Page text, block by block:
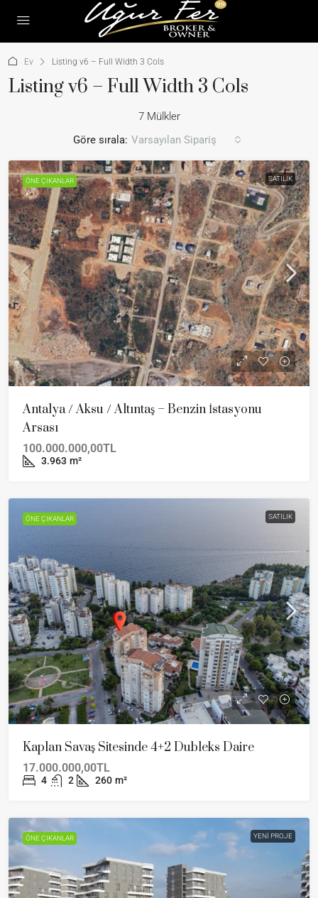
Ev Listing v6 – Full Width 3 Cols
Listing v6 – Full Width 3 Cols
7 Mülkler
Göre sırala: Varsayılan Sipariş
ÖNE ÇIKANLAR SATILIK
Antalya / Aksu / Altıntaş – Benzin İstasyonu
Arsası
100.000.000,00TL
3.963 m²
ÖNE ÇIKANLAR SATILIK
Kaplan Savaş Sitesinde 4+2 Dubleks Daire
17.000.000,00TL
4 2 260 m²
ÖNE ÇIKANLAR YENI PROJE